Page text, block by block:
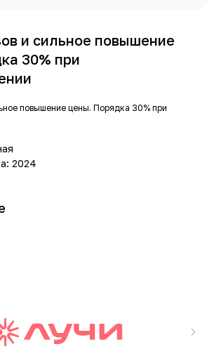
и сильное повышение
30% при
повышение цены. Порядка 30% при
2024